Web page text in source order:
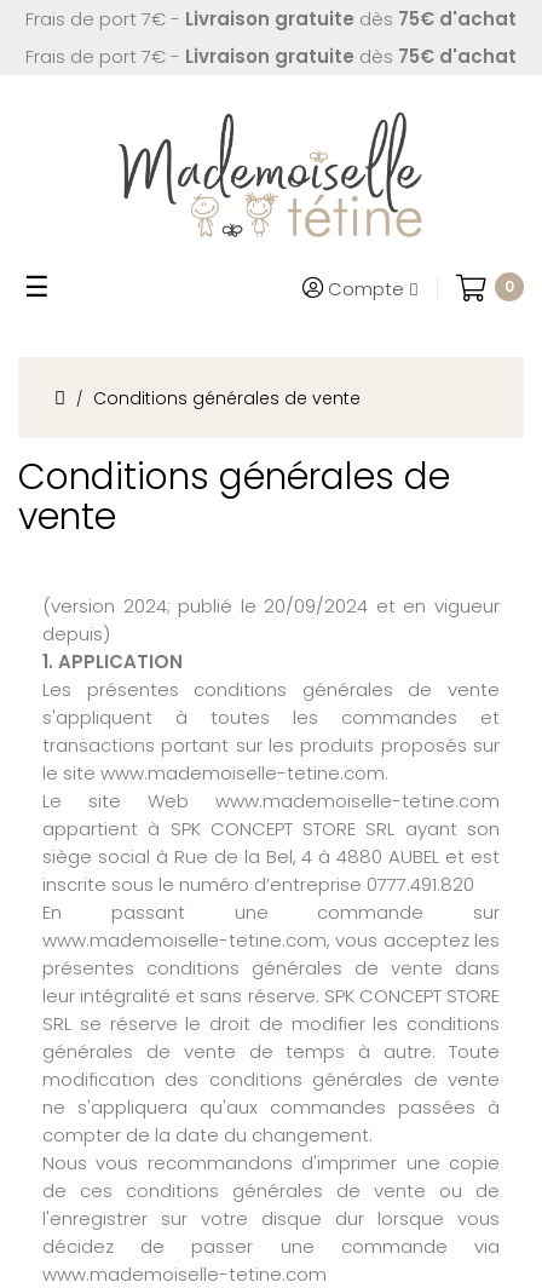
Frais de port 7€ - Livraison gratuite dès 75€ d'achat
Frais de port 7€ - Livraison gratuite dès 75€ d'achat
Basculer
☰ Compte 0
Conditions générales de vente
Conditions générales de
vente
(version 2024; publié le 20/09/2024 et en vigueur
depuis)
1. APPLICATION
Les présentes conditions générales de vente
s'appliquent à toutes les commandes et
transactions portant sur les produits proposés sur
le site www.mademoiselle-tetine.com.
Le site Web www.mademoiselle-tetine.com
appartient à SPK CONCEPT STORE SRL ayant son
siège social à Rue de la Bel, 4 à 4880 AUBEL et est
inscrite sous le numéro d’entreprise 0777.491.820
En passant une commande sur
www.mademoiselle-tetine.com, vous acceptez les
présentes conditions générales de vente dans
leur intégralité et sans réserve. SPK CONCEPT STORE
SRL se réserve le droit de modifier les conditions
générales de vente de temps à autre. Toute
modification des conditions générales de vente
ne s'appliquera qu'aux commandes passées à
compter de la date du changement.
Nous vous recommandons d'imprimer une copie
de ces conditions générales de vente ou de
l'enregistrer sur votre disque dur lorsque vous
décidez de passer une commande via
www.mademoiselle-tetine.com